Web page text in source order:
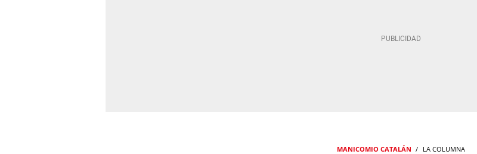
MANICOMIO CATALÁN LA COLUMNA